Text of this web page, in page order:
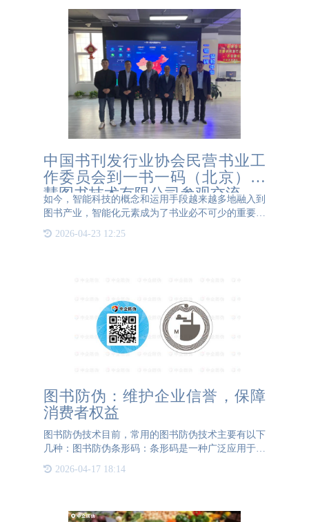
中国书刊发行业协会民营书业工
作委员会到一书一码（北京）智
慧图书技术有限公司参观交流
如今，智能科技的概念和运用手段越来越多地融入到
图书产业，智能化元素成为了书业必不可少的重要支
撑，智能科技服务成为推动传统书业数字化转型的重
要支撑。3月30日，中国书刊发行业协会副秘书长鲍
2026-04-23 12:25
图书防伪：维护企业信誉，保障
消费者权益
图书防伪技术目前，常用的图书防伪技术主要有以下
几种：图书防伪条形码：条形码是一种广泛应用于商
品管理和物流追踪的技术，通过扫描条形码可以查看
商品的基本信息和生产过程。在图书领域，条形码通
2026-04-17 18:14